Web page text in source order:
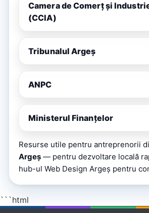
Camera de Comerț și
(CCIA)
Tribunalul Argeș
ANPC
Ministerul Finanțelor
Resurse utile pentru antreprenorii
Argeș — pentru dezvoltare locală
hub-ul Web Design Argeș pentru
```html